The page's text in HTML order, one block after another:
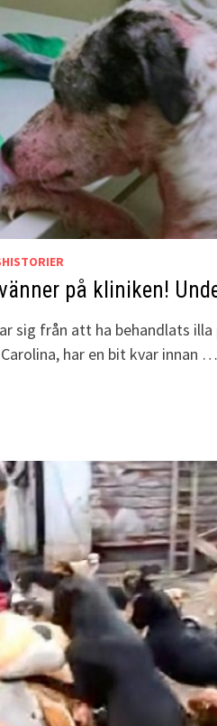
på kliniken!
sig från att ha behandlats illa
har en bit kvar innan …